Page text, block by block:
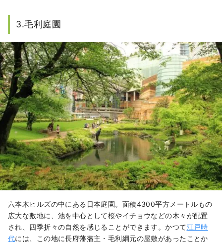
3.毛利庭園
六本木ヒルズの中にある日本庭園。面積4300平方メートルもの
広大な敷地に、池を中心として桜やイチョウなどの木々が配置
され、四季折々の自然を感じることができます。かつて江戸時
代には、この地に長府藩藩主 ・毛利綱元の屋敷があったことか